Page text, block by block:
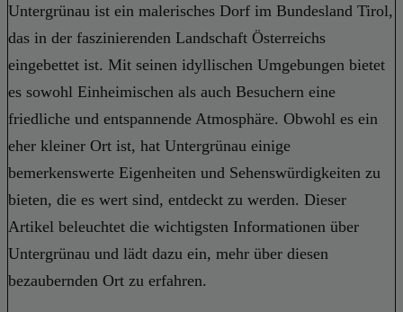
Untergrünau ist ein malerisches Dorf im Bundesland Tirol,
das in der faszinierenden Landschaft Österreichs
eingebettet ist. Mit seinen idyllischen Umgebungen bietet
es sowohl Einheimischen als auch Besuchern eine
friedliche und entspannende Atmosphäre. Obwohl es ein
eher kleiner Ort ist, hat Untergrünau einige
bemerkenswerte Eigenheiten und Sehenswürdigkeiten zu
bieten, die es wert sind, entdeckt zu werden. Dieser
Artikel beleuchtet die wichtigsten Informationen über
Untergrünau und lädt dazu ein, mehr über diesen
bezaubernden Ort zu erfahren.